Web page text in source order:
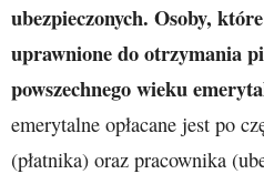
ubezpieczonych. Osoby,
uprawnione do otrzymania
powszechnego wieku
emerytalne opłacane jest po
(płatnika) oraz pracownika